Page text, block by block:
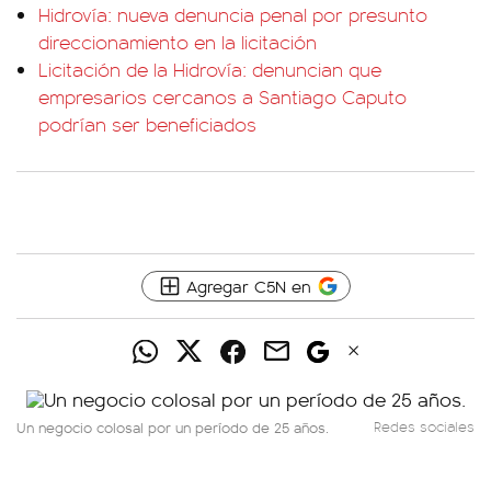
Hidrovía: nueva denuncia penal por presunto
direccionamiento en la licitación
Licitación de la Hidrovía: denuncian que
empresarios cercanos a Santiago Caputo
podrían ser beneficiados
Agregar C5N en
Un negocio colosal por un período de 25 años. Redes sociales